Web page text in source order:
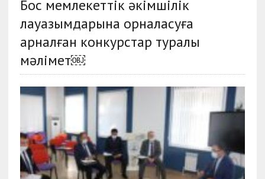
Бос мемлекеттік әкімшілік
лауазымдарына орналасуға
арналған конкурстар туралы
мәлімет￼